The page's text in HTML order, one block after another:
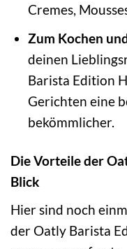
Cremes,
Zum Kochen
deinen
Barista Edition
Gerichten eine
bekömmlicher.
Die Vorteile der
Blick
Hier sind noch
der Oatly Barista